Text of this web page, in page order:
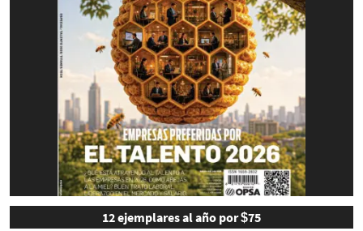
12 ejemplares al año por $75